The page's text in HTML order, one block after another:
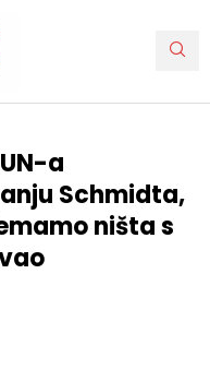
a
Schmidta,
ništa s